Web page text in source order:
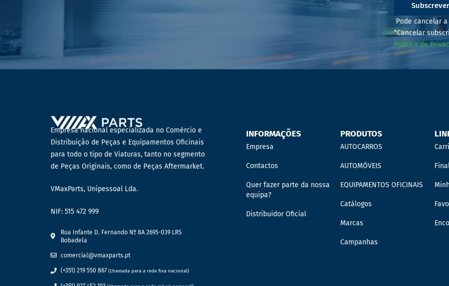
Pode cancelar
“Cancelar
Política de
Empresa nacional especializada no Comércio e
Distribuição de Peças e Equipamentos Oficinais
para todo o tipo de Viaturas, tanto no segmento
de Peças Originais, como de Peças Aftermarket.
VMaxParts, Unipessoal Lda.
NIF: 515 472 999
Rua Infante D. Fernando Nº 8A 2695-039 LRS
Bobadela
comercial@vmaxparts.pt
(+351) 219 550 867 (Chamada para a rede fixa nacional)
INFORMAÇÕES
Empresa
Contactos
Quer fazer parte da nossa
equipa?
Distribuidor Oficial
PRODUTOS
AUTOCARROS
AUTOMÓVEIS
EQUIPAMENTOS OFICINAIS
Catálogos
Marcas
Campanhas